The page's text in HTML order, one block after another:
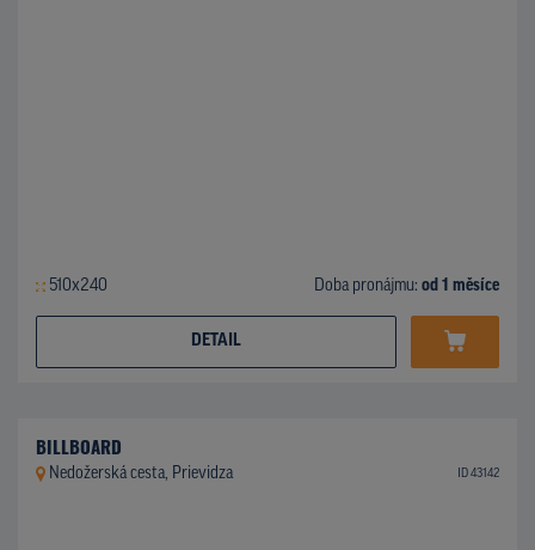
510x240 Doba pronájmu: od 1 měsíce
DETAIL
BILLBOARD
Nedožerská cesta, Prievidza ID 43142